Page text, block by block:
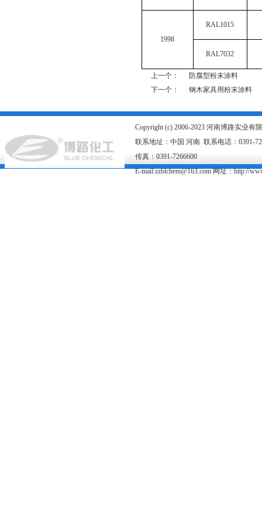
1998
RAL1015
RAL7032
上一个：
防腐型粉末涂料
下一个：
钢木家具用粉末涂料
Copyright (c) 2006-2023 河南博路实业有
联系地址：中国 河南 联系电话：0391-
传真：0391-7266600
E-mail:zzblchem@163.com 网址：http://